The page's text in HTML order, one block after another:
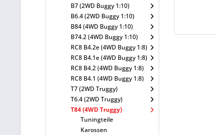
B7 (2WD Buggy 1:10)
B6.4 (2WD Buggy 1:10)
B84 (4WD Buggy 1:10)
B74.2 (4WD Buggy 1:10)
RC8 B4.2e (4WD Buggy 1:8)
RC8 B4.1e (4WD Buggy 1:8)
RC8 B4.2 (4WD Buggy 1:8)
RC8 B4.1 (4WD Buggy 1:8)
T7 (2WD Truggy)
T6.4 (2WD Truggy)
T84 (4WD Truggy)
Tuningteile
Karossen